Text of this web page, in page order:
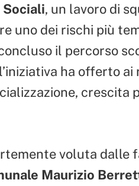
, un lavoro di
uno dei rischi più
il percorso
ha offerto ai
crescita
voluta dalle
Maurizio